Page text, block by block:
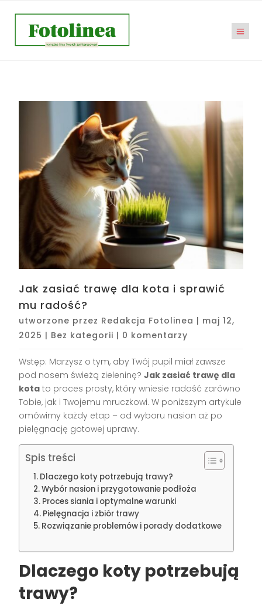
Jak zasiać trawę dla kota i sprawić
mu radość?
utworzone przez Redakcja Fotolinea | maj 12,
2025 | Bez kategorii | 0 komentarzy
Wstęp: Marzysz o tym, aby Twój pupil miał zawsze
pod nosem świeżą zieleninę?Jak zasiać trawę dla
kota to proces prosty, który wniesie radość zarówno
Tobie, jak i Twojemu mruczkowi. W poniższym artykule
omówimy każdy etap – od wyboru nasion aż po
pielęgnację gotowej uprawy.
Spis treści
Dlaczego koty potrzebują trawy?
Wybór nasion i przygotowanie podłoża
Proces siania i optymalne warunki
Pielęgnacja i zbiór trawy
Rozwiązanie problemów i porady dodatkowe
Dlaczego koty potrzebują
trawy?